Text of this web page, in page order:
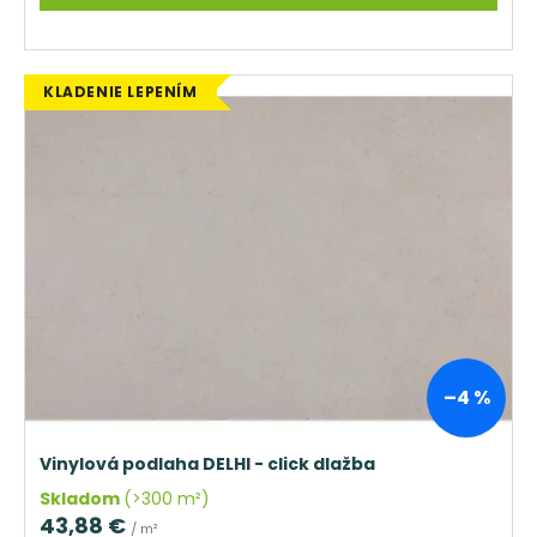
KLADENIE LEPENÍM
–4 %
Vinylová podlaha DELHI - click dlažba
Skladom (>300 m²)
43,88 € / m²